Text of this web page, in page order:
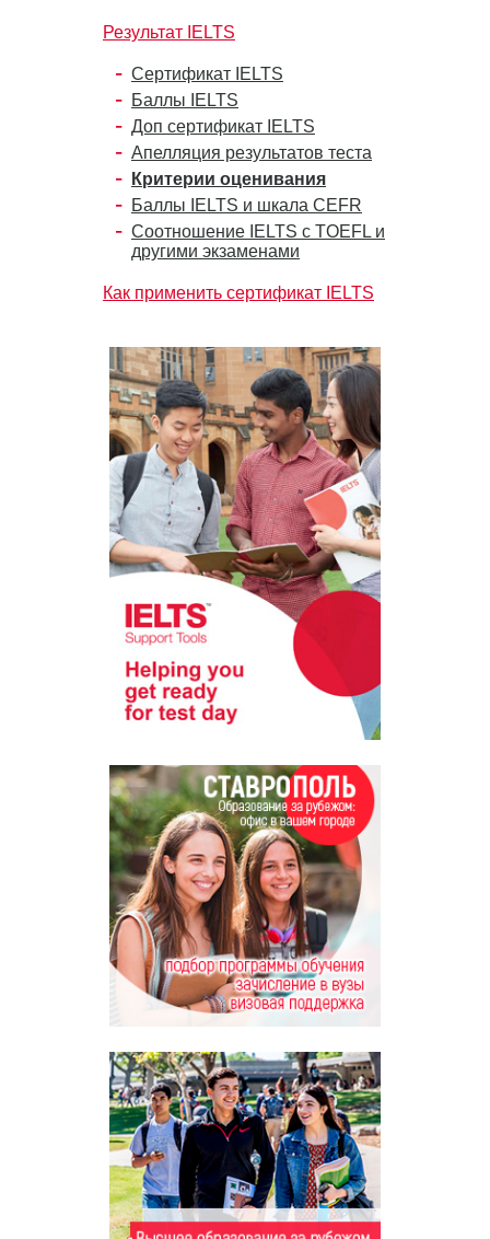
Результат IELTS
Сертификат IELTS
Баллы IELTS
Доп сертификат IELTS
Апелляция результатов теста
Критерии оценивания
Баллы IELTS и шкала CEFR
Соотношение IELTS с TOEFL и
другими экзаменами
Как применить сертификат IELTS